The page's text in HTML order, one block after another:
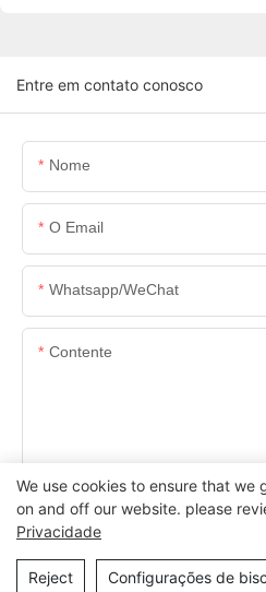
Entre em contato conosco
Nome
O Email
Whatsapp/WeChat
Contente
ENVIAR INQUÉRITO AGORA
Send
We use cookies to ensure that we
on and off our website. please
Privacidade
Reject Configurações de